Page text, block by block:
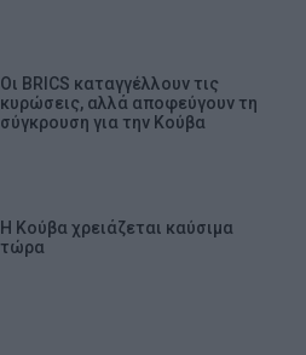
Οι BRICS καταγγέλλουν τις
κυρώσεις, αλλά αποφεύγουν τη
σύγκρουση για την Κούβα
Η Κούβα χρειάζεται καύσιμα
τώρα